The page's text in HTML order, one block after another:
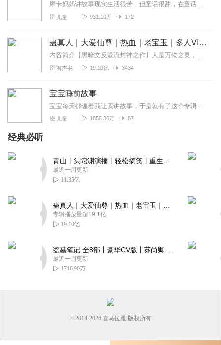
摩卡妈妈讲故事现实生活很苦，但童话很甜，在童话里所有公主都会遇到王子，所有美好都会实现，好人一定有好报，坏人一定会收到惩罚。每段年龄读童话都会有不同的感受，如果...
儿童 931.10万 172
蛊真人｜大爱仙尊｜热血｜老宝玉｜多人VIP免费有声剧
内容简介【黑暗文反派流封神之作】人是万物之灵，蛊是天地真精。一个穿越者不断重生的故事。一个养蛊、炼蛊、用蛊的奇特世界。配音组（男角色）老宝玉旁白...
有声书 19.10亿 3434
宝宝睡前故事
宝宝每天都缠着我让我讲故事，于是就有了这个专辑。我要讲好多好多故事给他听，就是这样的~
儿童 1855.36万 87
经典必听
最近一周更新
11.35亿
专辑播放量超19.1亿
19.10亿
最近一周更新
1716.90万
© 2014-2026 喜马拉雅 版权所有